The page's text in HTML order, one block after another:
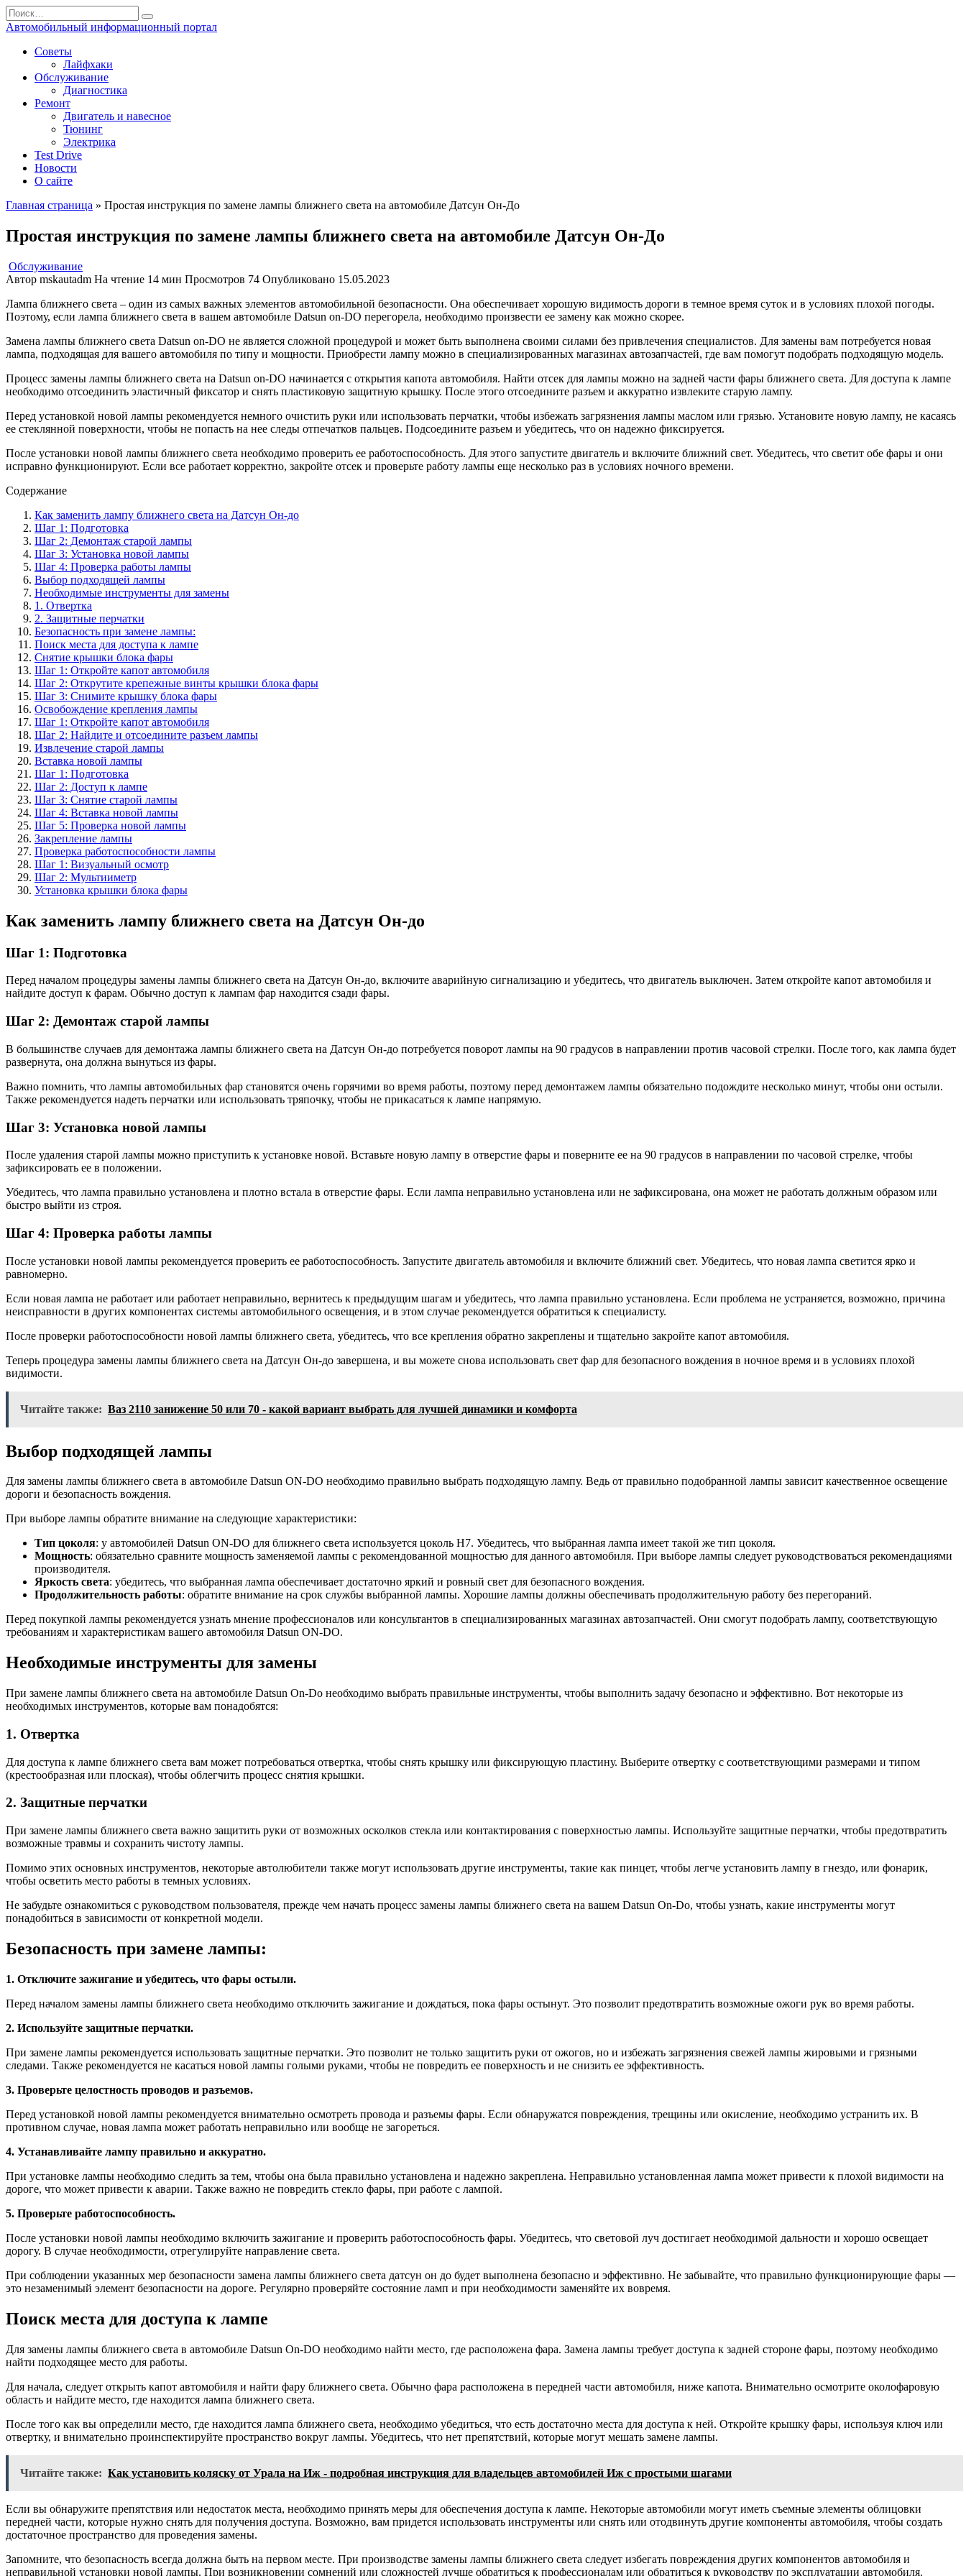
Перейти
к
Search
for:
Автомобильный информационный портал
Советы
Лайфхаки
Обслуживание
Диагностика
Ремонт
Двигатель и навесное
Тюнинг
Электрика
Test Drive
Новости
О сайте
Главная страница » Простая инструкция по замене лампы ближнего света на автомобиле Датсун Он-До
Простая инструкция по замене лампы ближнего света на автомобиле Датсун Он-До
Обслуживание
Автор mskautadm На чтение 14 мин Просмотров 74 Опубликовано 15.05.2023
Лампа ближнего света – один из самых важных элементов автомобильной безопасности. Она обеспечивает хорошую видимость дороги в темное время суток и в условиях плохой погоды.
Поэтому, если лампа ближнего света в вашем автомобиле Datsun on-DO перегорела, необходимо произвести ее замену как можно скорее.
Замена лампы ближнего света Datsun on-DO не является сложной процедурой и может быть выполнена своими силами без привлечения специалистов. Для замены вам потребуется новая
лампа, подходящая для вашего автомобиля по типу и мощности. Приобрести лампу можно в специализированных магазинах автозапчастей, где вам помогут подобрать подходящую модель.
Процесс замены лампы ближнего света на Datsun on-DO начинается с открытия капота автомобиля. Найти отсек для лампы можно на задней части фары ближнего света. Для доступа к лампе
необходимо отсоединить эластичный фиксатор и снять пластиковую защитную крышку. После этого отсоедините разъем и аккуратно извлеките старую лампу.
Перед установкой новой лампы рекомендуется немного очистить руки или использовать перчатки, чтобы избежать загрязнения лампы маслом или грязью. Установите новую лампу, не касаясь
ее стеклянной поверхности, чтобы не попасть на нее следы отпечатков пальцев. Подсоедините разъем и убедитесь, что он надежно фиксируется.
После установки новой лампы ближнего света необходимо проверить ее работоспособность. Для этого запустите двигатель и включите ближний свет. Убедитесь, что светит обе фары и они
исправно функционируют. Если все работает корректно, закройте отсек и проверьте работу лампы еще несколько раз в условиях ночного времени.
Содержание
Как заменить лампу ближнего света на Датсун Он-до
Шаг 1: Подготовка
Шаг 2: Демонтаж старой лампы
Шаг 3: Установка новой лампы
Шаг 4: Проверка работы лампы
Выбор подходящей лампы
Необходимые инструменты для замены
1. Отвертка
2. Защитные перчатки
Безопасность при замене лампы:
Поиск места для доступа к лампе
Снятие крышки блока фары
Шаг 1: Откройте капот автомобиля
Шаг 2: Открутите крепежные винты крышки блока фары
Шаг 3: Снимите крышку блока фары
Освобождение крепления лампы
Шаг 1: Откройте капот автомобиля
Шаг 2: Найдите и отсоедините разъем лампы
Извлечение старой лампы
Вставка новой лампы
Шаг 1: Подготовка
Шаг 2: Доступ к лампе
Шаг 3: Снятие старой лампы
Шаг 4: Вставка новой лампы
Шаг 5: Проверка новой лампы
Закрепление лампы
Проверка работоспособности лампы
Шаг 1: Визуальный осмотр
Шаг 2: Мультииметр
Установка крышки блока фары
Как заменить лампу ближнего света на Датсун Он-до
Шаг 1: Подготовка
Перед началом процедуры замены лампы ближнего света на Датсун Он-до, включите аварийную сигнализацию и убедитесь, что двигатель выключен. Затем откройте капот автомобиля и
найдите доступ к фарам. Обычно доступ к лампам фар находится сзади фары.
Шаг 2: Демонтаж старой лампы
В большинстве случаев для демонтажа лампы ближнего света на Датсун Он-до потребуется поворот лампы на 90 градусов в направлении против часовой стрелки. После того, как лампа будет
развернута, она должна вынуться из фары.
Важно помнить, что лампы автомобильных фар становятся очень горячими во время работы, поэтому перед демонтажем лампы обязательно подождите несколько минут, чтобы они остыли.
Также рекомендуется надеть перчатки или использовать тряпочку, чтобы не прикасаться к лампе напрямую.
Шаг 3: Установка новой лампы
После удаления старой лампы можно приступить к установке новой. Вставьте новую лампу в отверстие фары и поверните ее на 90 градусов в направлении по часовой стрелке, чтобы
зафиксировать ее в положении.
Убедитесь, что лампа правильно установлена и плотно встала в отверстие фары. Если лампа неправильно установлена или не зафиксирована, она может не работать должным образом или
быстро выйти из строя.
Шаг 4: Проверка работы лампы
После установки новой лампы рекомендуется проверить ее работоспособность. Запустите двигатель автомобиля и включите ближний свет. Убедитесь, что новая лампа светится ярко и
равномерно.
Если новая лампа не работает или работает неправильно, вернитесь к предыдущим шагам и убедитесь, что лампа правильно установлена. Если проблема не устраняется, возможно, причина
неисправности в других компонентах системы автомобильного освещения, и в этом случае рекомендуется обратиться к специалисту.
После проверки работоспособности новой лампы ближнего света, убедитесь, что все крепления обратно закреплены и тщательно закройте капот автомобиля.
Теперь процедура замены лампы ближнего света на Датсун Он-до завершена, и вы можете снова использовать свет фар для безопасного вождения в ночное время и в условиях плохой
видимости.
Читайте также: Ваз 2110 занижение 50 или 70 - какой вариант выбрать для лучшей динамики и комфорта
Выбор подходящей лампы
Для замены лампы ближнего света в автомобиле Datsun ON-DO необходимо правильно выбрать подходящую лампу. Ведь от правильно подобранной лампы зависит качественное освещение
дороги и безопасность вождения.
При выборе лампы обратите внимание на следующие характеристики:
Тип цоколя: у автомобилей Datsun ON-DO для ближнего света используется цоколь H7. Убедитесь, что выбранная лампа имеет такой же тип цоколя.
Мощность: обязательно сравните мощность заменяемой лампы с рекомендованной мощностью для данного автомобиля. При выборе лампы следует руководствоваться рекомендациями
производителя.
Яркость света: убедитесь, что выбранная лампа обеспечивает достаточно яркий и ровный свет для безопасного вождения.
Продолжительность работы: обратите внимание на срок службы выбранной лампы. Хорошие лампы должны обеспечивать продолжительную работу без перегораний.
Перед покупкой лампы рекомендуется узнать мнение профессионалов или консультантов в специализированных магазинах автозапчастей. Они смогут подобрать лампу, соответствующую
требованиям и характеристикам вашего автомобиля Datsun ON-DO.
Необходимые инструменты для замены
При замене лампы ближнего света на автомобиле Datsun On-Do необходимо выбрать правильные инструменты, чтобы выполнить задачу безопасно и эффективно. Вот некоторые из
необходимых инструментов, которые вам понадобятся:
1. Отвертка
Для доступа к лампе ближнего света вам может потребоваться отвертка, чтобы снять крышку или фиксирующую пластину. Выберите отвертку с соответствующими размерами и типом
(крестообразная или плоская), чтобы облегчить процесс снятия крышки.
2. Защитные перчатки
При замене лампы ближнего света важно защитить руки от возможных осколков стекла или контактирования с поверхностью лампы. Используйте защитные перчатки, чтобы предотвратить
возможные травмы и сохранить чистоту лампы.
Помимо этих основных инструментов, некоторые автолюбители также могут использовать другие инструменты, такие как пинцет, чтобы легче установить лампу в гнездо, или фонарик,
чтобы осветить место работы в темных условиях.
Не забудьте ознакомиться с руководством пользователя, прежде чем начать процесс замены лампы ближнего света на вашем Datsun On-Do, чтобы узнать, какие инструменты могут
понадобиться в зависимости от конкретной модели.
Безопасность при замене лампы:
1. Отключите зажигание и убедитесь, что фары остыли.
Перед началом замены лампы ближнего света необходимо отключить зажигание и дождаться, пока фары остынут. Это позволит предотвратить возможные ожоги рук во время работы.
2. Используйте защитные перчатки.
При замене лампы рекомендуется использовать защитные перчатки. Это позволит не только защитить руки от ожогов, но и избежать загрязнения свежей лампы жировыми и грязными
следами. Также рекомендуется не касаться новой лампы голыми руками, чтобы не повредить ее поверхность и не снизить ее эффективность.
3. Проверьте целостность проводов и разъемов.
Перед установкой новой лампы рекомендуется внимательно осмотреть провода и разъемы фары. Если обнаружатся повреждения, трещины или окисление, необходимо устранить их. В
противном случае, новая лампа может работать неправильно или вообще не загореться.
4. Устанавливайте лампу правильно и аккуратно.
При установке лампы необходимо следить за тем, чтобы она была правильно установлена и надежно закреплена. Неправильно установленная лампа может привести к плохой видимости на
дороге, что может привести к аварии. Также важно не повредить стекло фары, при работе с лампой.
5. Проверьте работоспособность.
После установки новой лампы необходимо включить зажигание и проверить работоспособность фары. Убедитесь, что световой луч достигает необходимой дальности и хорошо освещает
дорогу. В случае необходимости, отрегулируйте направление света.
При соблюдении указанных мер безопасности замена лампы ближнего света датсун он до будет выполнена безопасно и эффективно. Не забывайте, что правильно функционирующие фары —
это незаменимый элемент безопасности на дороге. Регулярно проверяйте состояние ламп и при необходимости заменяйте их вовремя.
Поиск места для доступа к лампе
Для замены лампы ближнего света в автомобиле Datsun On-DO необходимо найти место, где расположена фара. Замена лампы требует доступа к задней стороне фары, поэтому необходимо
найти подходящее место для работы.
Для начала, следует открыть капот автомобиля и найти фару ближнего света. Обычно фара расположена в передней части автомобиля, ниже капота. Внимательно осмотрите околофаровую
область и найдите место, где находится лампа ближнего света.
После того как вы определили место, где находится лампа ближнего света, необходимо убедиться, что есть достаточно места для доступа к ней. Откройте крышку фары, используя ключ или
отвертку, и внимательно проинспектируйте пространство вокруг лампы. Убедитесь, что нет препятствий, которые могут мешать замене лампы.
Читайте также: Как установить коляску от Урала на Иж - подробная инструкция для владельцев автомобилей Иж с простыми шагами
Если вы обнаружите препятствия или недостаток места, необходимо принять меры для обеспечения доступа к лампе. Некоторые автомобили могут иметь съемные элементы облицовки
передней части, которые нужно снять для получения доступа. Возможно, вам придется использовать инструменты или снять или отодвинуть другие компоненты автомобиля, чтобы создать
достаточное пространство для проведения замены.
Запомните, что безопасность всегда должна быть на первом месте. При производстве замены лампы ближнего света следует избегать повреждения других компонентов автомобиля и
неправильной установки новой лампы. При возникновении сомнений или сложностей лучше обратиться к профессионалам или обратиться к руководству по эксплуатации автомобиля.